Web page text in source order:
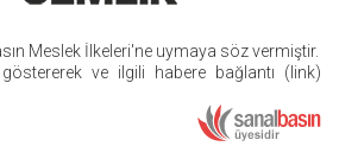
Meslek İlkeleri'ne uymaya söz vermiştir.
ve ilgili habere bağlantı (link)